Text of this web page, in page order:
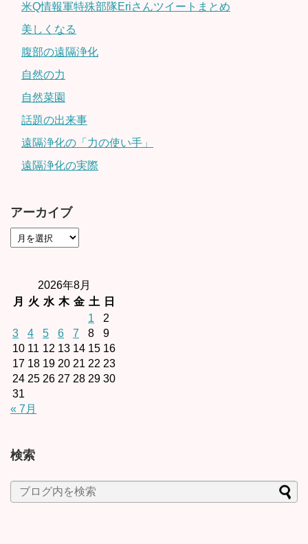
米Q情報軍特殊部隊Eriさんツイートまとめ
美しくなる
腹部の遠隔浄化
自然の力
自然菜園
話題の出来事
遠隔浄化の「力の使い手」
遠隔浄化の実際
アーカイブ
2026年8月
月
火 水 木 金 土
日
1
2
3
4 5 6 7 8
9
10 11 12 13 14 15 16
17 18 19 20 21 22 23
24 25 26 27 28 29 30
31
« 7月
検索